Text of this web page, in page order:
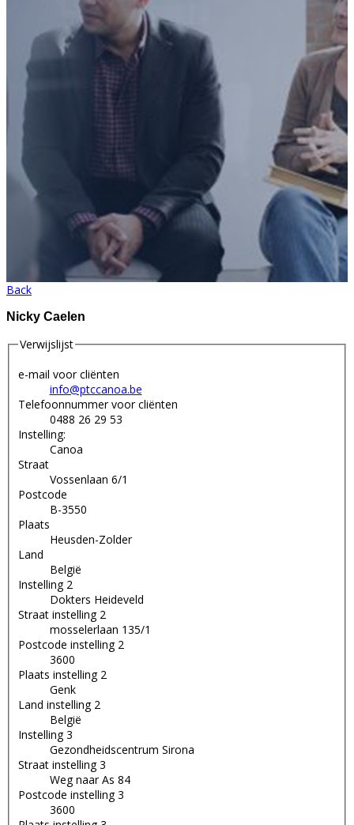
Back
Nicky Caelen
Verwijslijst
e-mail voor cliënten
info@ptccanoa.be
Telefoonnummer voor cliënten
0488 26 29 53
Instelling:
Canoa
Straat
Vossenlaan 6/1
Postcode
B-3550
Plaats
Heusden-Zolder
Land
België
Instelling 2
Dokters Heideveld
Straat instelling 2
mosselerlaan 135/1
Postcode instelling 2
3600
Plaats instelling 2
Genk
Land instelling 2
België
Instelling 3
Gezondheidscentrum Sirona
Straat instelling 3
Weg naar As 84
Postcode instelling 3
3600